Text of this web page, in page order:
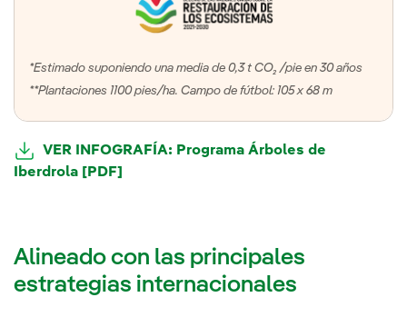
*Estimado suponiendo una media de 0,3 t CO₂ /pie en 30 años
**Plantaciones 1100 pies/ha. Campo de fútbol: 105 x 68 m
VER INFOGRAFÍA: Programa Árboles de
Iberdrola [PDF]
Alineado con las principales
estrategias internacionales